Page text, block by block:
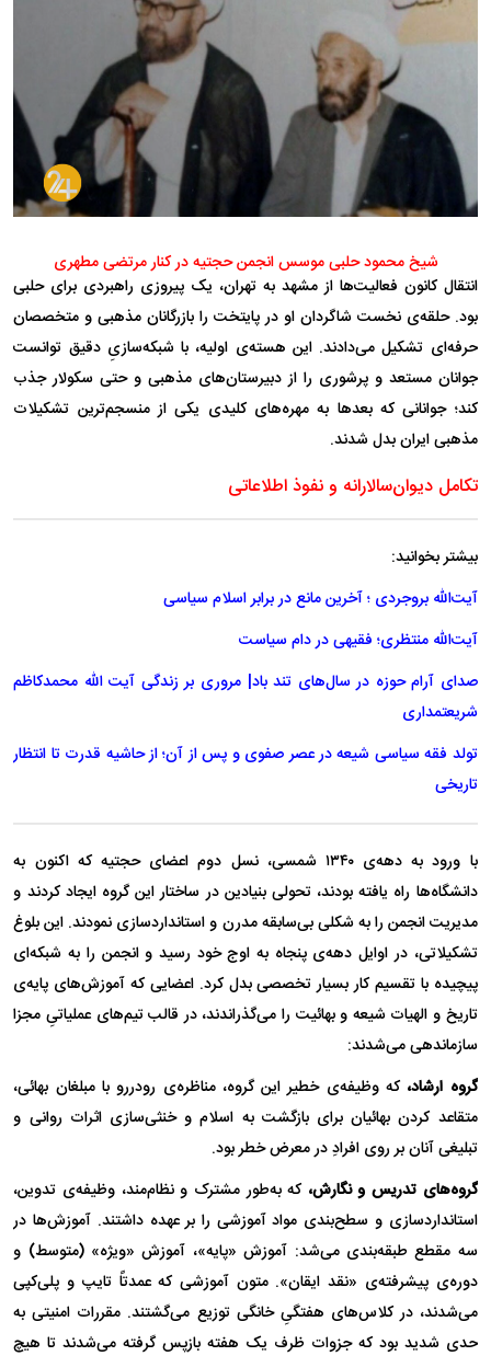
شیخ محمود حلبی موسس انجمن حجتیه در کنار مرتضی مطهری
انتقال کانون فعالیت‌ها از مشهد به تهران، یک پیروزی راهبردی برای حلبی
بود. حلقه‌ی نخست شاگردان او در پایتخت را بازرگانان مذهبی و متخصصان
حرفه‌ای تشکیل می‌دادند. این هسته‌ی اولیه، با شبکه‌سازیِ دقیق توانست
جوانان مستعد و پرشوری را از دبیرستان‌های مذهبی و حتی سکولار جذب
کند؛ جوانانی که بعد‌ها به مهره‌های کلیدی یکی از منسجم‌ترین تشکیلات
مذهبی ایران بدل شدند.
تکامل دیوان‌سالارانه و نفوذ اطلاعاتی
بیشتر بخوانید:
آیت‌الله بروجردی ؛ آخرین مانع در برابر اسلام سیاسی
آیت‌الله منتظری؛ فقیهی در دام سیاست
صدای آرام حوزه در سال‌های تند باد| مروری بر زندگی آیت الله محمدکاظم
شریعتمداری
تولد فقه سیاسی شیعه در عصر صفوی و پس از آن؛ از حاشیه قدرت تا انتظار
تاریخی
با ورود به دهه‌ی ۱۳۴۰ شمسی، نسل دوم اعضای حجتیه که اکنون به
دانشگاه‌ها راه یافته بودند، تحولی بنیادین در ساختار این گروه ایجاد کردند و
مدیریت انجمن را به شکلی بی‌سابقه مدرن و استانداردسازی نمودند. این بلوغ
تشکیلاتی، در اوایل دهه‌ی پنجاه به اوج خود رسید و انجمن را به شبکه‌ای
پیچیده با تقسیم کار بسیار تخصصی بدل کرد. اعضایی که آموزش‌های پایه‌ی
تاریخ و الهیات شیعه و بهائیت را می‌گذراندند، در قالب تیم‌های عملیاتیِ مجزا
سازماندهی می‌شدند:
گروه ارشاد، که وظیفه‌ی خطیر این گروه، مناظره‌ی رودررو با مبلغان بهائی،
متقاعد کردن بهائیان برای بازگشت به اسلام و خنثی‌سازی اثرات روانی و
تبلیغی آنان بر روی افرادِ در معرض خطر بود.
گروه‌های تدریس و نگارش، که به‌طور مشترک و نظام‌مند، وظیفه‌ی تدوین،
استانداردسازی و سطح‌بندی مواد آموزشی را بر عهده داشتند. آموزش‌ها در
سه مقطع طبقه‌بندی می‌شد: آموزش «پایه»، آموزش «ویژه» (متوسط) و
دوره‌ی پیشرفته‌ی «نقد ایقان». متون آموزشی که عمدتاً تایپ و پلی‌کپی
می‌شدند، در کلاس‌های هفتگیِ خانگی توزیع می‌گشتند. مقررات امنیتی به
حدی شدید بود که جزوات ظرف یک هفته بازپس گرفته می‌شدند تا هیچ